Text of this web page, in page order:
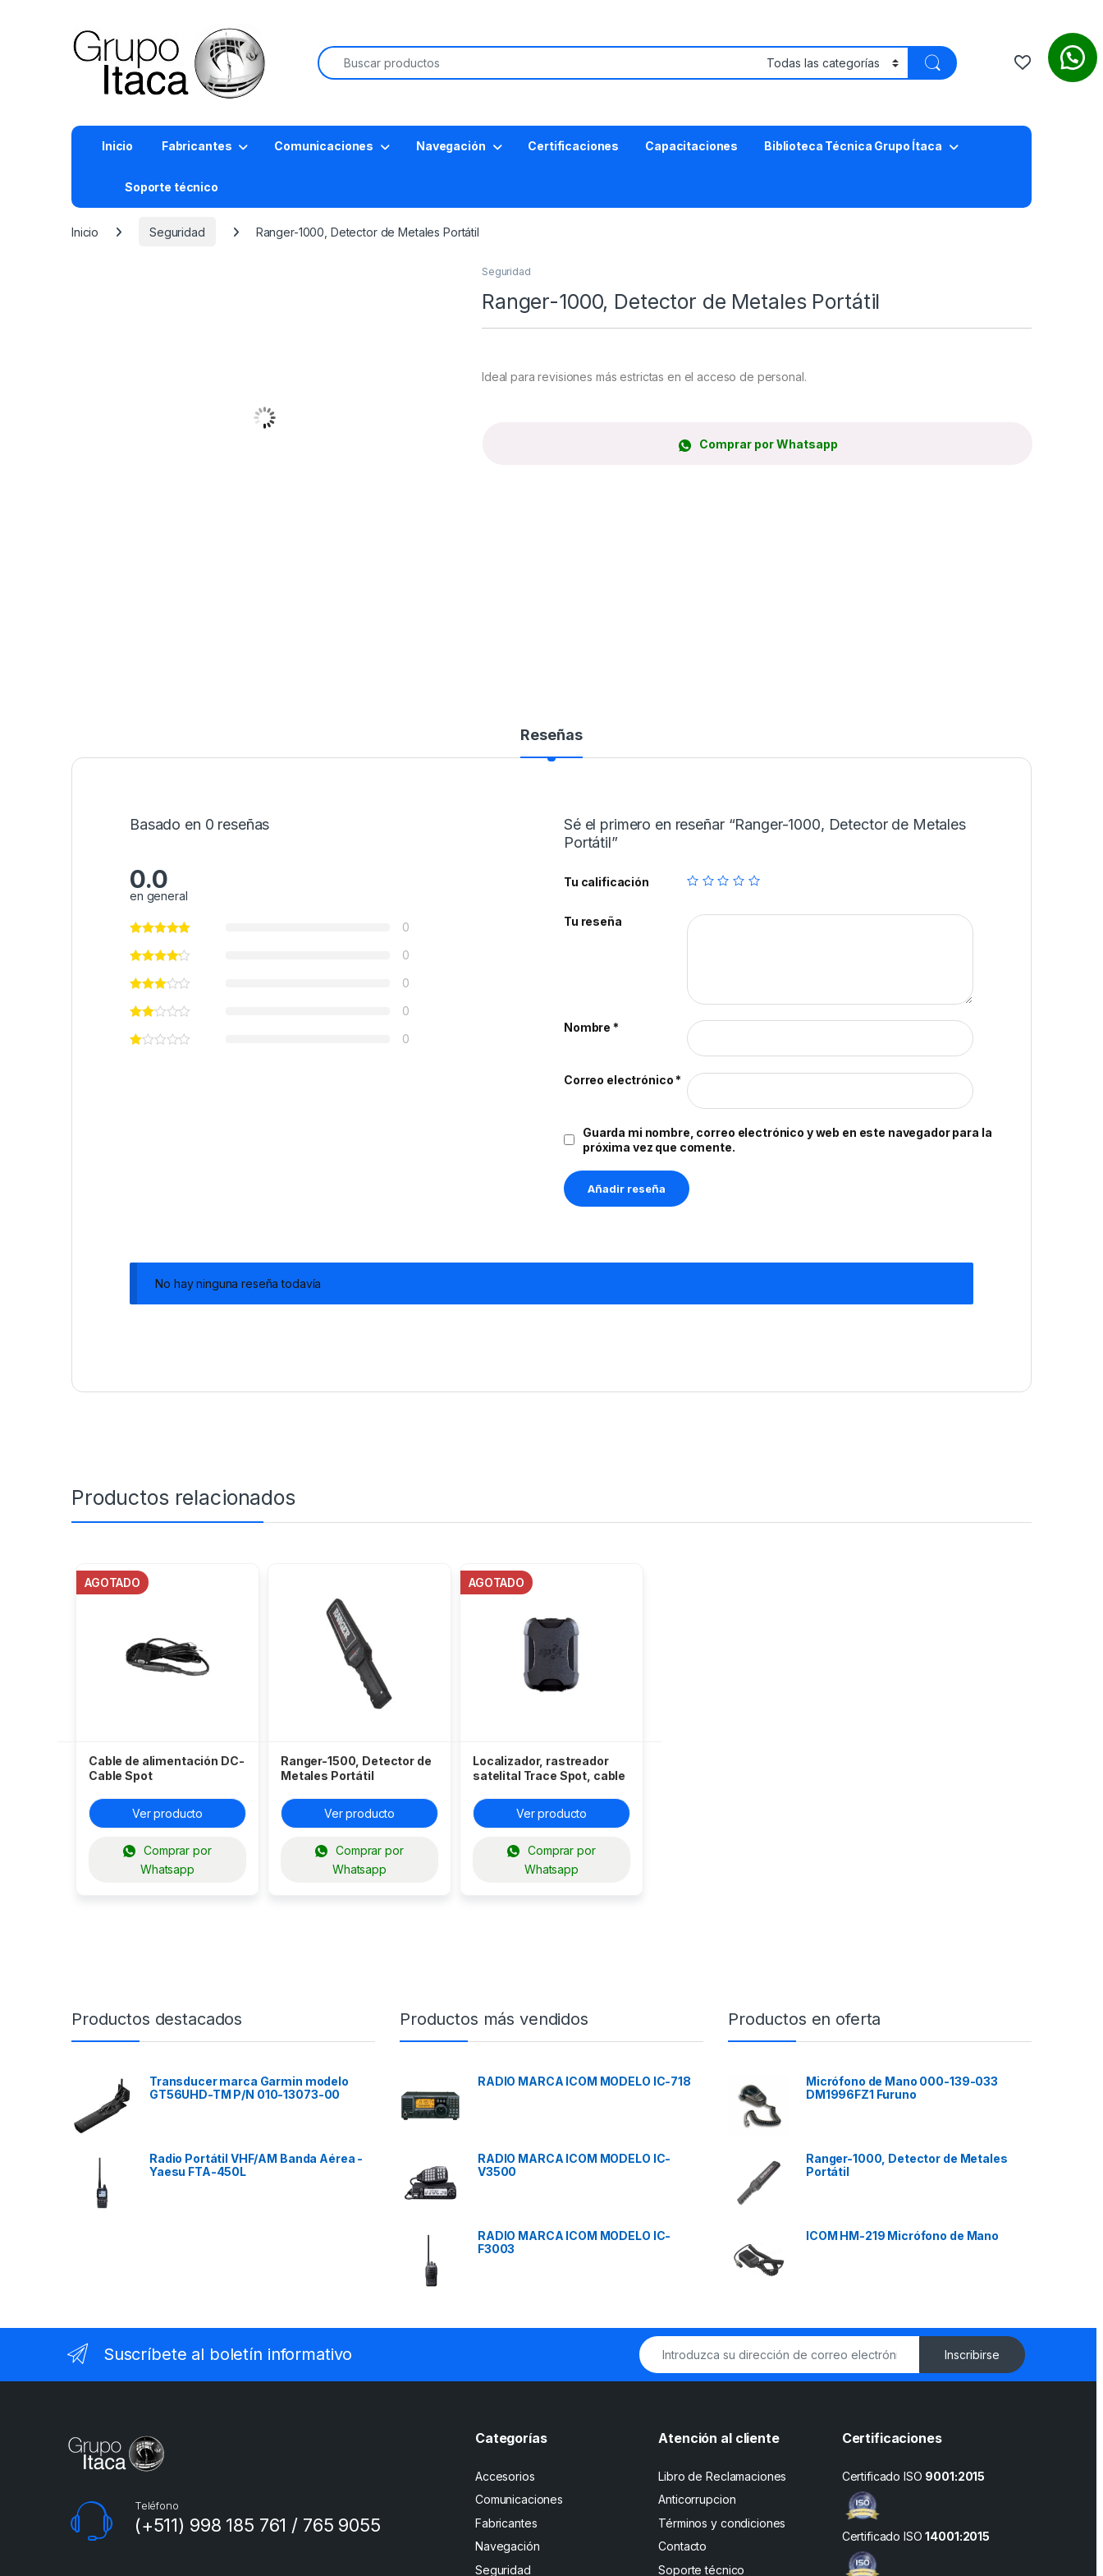
Buscar:
Inicio Fabricantes Comunicaciones Navegación Certificaciones Capacitaciones Biblioteca Técnica Grupo Ítaca
Soporte técnico
Inicio Seguridad Ranger-1000, Detector de Metales Portátil
Seguridad
Ranger-1000, Detector de Metales Portátil
Ideal para revisiones más estrictas en el acceso de personal.
Comprar por Whatsapp
Reseñas
Basado en 0 reseñas
0.0
en general
0
0
0
0
0
Sé el primero en reseñar “Ranger-1000, Detector de Metales
Portátil”
Tu calificación
Tu reseña
Nombre*
Correo electrónico*
Guarda mi nombre, correo electrónico y web en este navegador para la
próxima vez que comente.
No hay ninguna reseña todavía
Productos relacionados
AGOTADO
Cable de alimentación DC-
Cable Spot
Ver producto
Comprar por
Whatsapp
Ranger-1500, Detector de
Metales Portátil
Ver producto
Comprar por
Whatsapp
AGOTADO
Localizador, rastreador
satelital Trace Spot, cable
de rastreo anual
Ver producto
Comprar por
Whatsapp
Productos destacados
Transducer marca Garmin modelo
GT56UHD-TM P/N 010-13073-00
Radio Portátil VHF/AM Banda Aérea -
Yaesu FTA-450L
Productos más vendidos
RADIO MARCA ICOM MODELO IC-718
RADIO MARCA ICOM MODELO IC-
V3500
RADIO MARCA ICOM MODELO IC-
F3003
Productos en oferta
Micrófono de Mano 000-139-033
DM1996FZ1 Furuno
Ranger-1000, Detector de Metales
Portátil
ICOM HM-219 Micrófono de Mano
Suscríbete al boletín informativo Inscribirse
Teléfono
(+511) 998 185 761 / 765 9055
Categorías
Accesorios
Comunicaciones
Fabricantes
Navegación
Seguridad
Atención al cliente
Libro de Reclamaciones
Anticorrupcion
Términos y condiciones
Contacto
Soporte técnico
Certificaciones
Certificado ISO 9001:2015
Certificado ISO14001:2015